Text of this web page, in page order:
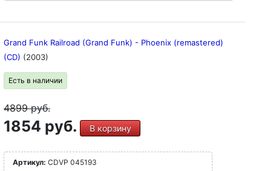
Grand Funk Railroad (Grand Funk) - Phoenix (remastered)
(CD) (2003)
Есть в наличии
4899руб.
1854 руб. В корзину
Артикул: CDVP 045193